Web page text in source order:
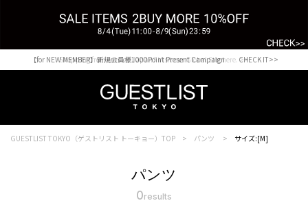
Shopping from outside Japan? Visit our Global Site here. >>
【for NEW MEMBER】新規会員様1000Point Present Campaign CHECK IT>>
GUESTLIST TOKYO（ゲストリスト トーキョー）TOP パンツ サイズ:[M]
パンツ
0results